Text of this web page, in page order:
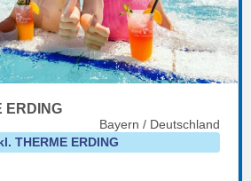
ERDING
Bayern / Deutschland
THERME ERDING